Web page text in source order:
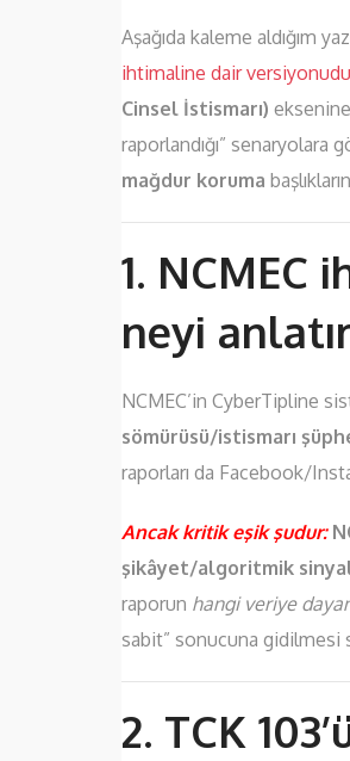
Aşağıda kaleme aldığım
ihtimaline dair
Cinsel İstismarı) eksenine
raporlandığı” senaryolara
mağdur koruma
1. NCMEC
neyi
NCMEC’in CyberTipline
sömürüsü/istismarı
raporları da Facebook/
Ancak kritik eşik şudur:
şikâyet/algoritmik
raporun hangi veriye
sabit” sonucuna gidilmesi
2. TCK